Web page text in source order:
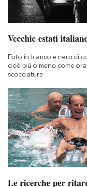
Vecchie estati
Foto in bianco e nero di
cioè più o meno come
scocciature
Le ricerche per